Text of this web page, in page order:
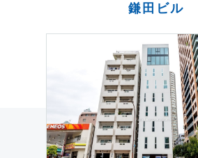
鎌田ビル